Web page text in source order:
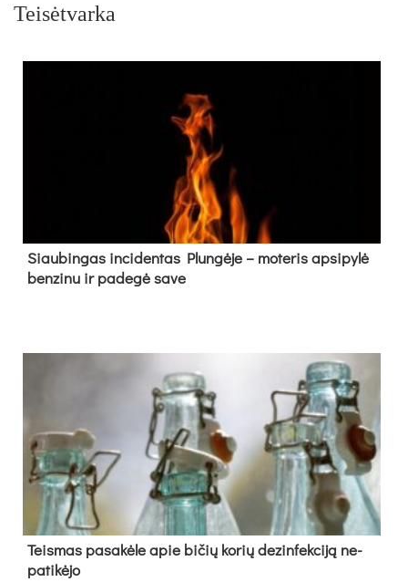
Teisėtvarka
Siau­bin­gas in­ci­den­tas Plun­gė­je – mo­te­ris ap­si­py­lė
ben­zi­nu ir pa­de­gė sa­ve
Teis­mas pa­sa­kė­le apie bi­čių ko­rių de­zin­fek­ci­ją ne­
pa­ti­kė­jo